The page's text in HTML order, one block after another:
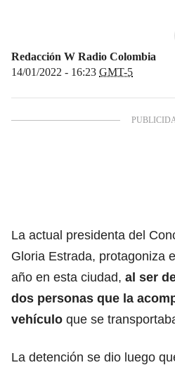
Redacción W Radio Colombia
14/01/2022 - 16:23 GMT-5
La actual presidenta del
Gloria Estrada, protagoniza
año en esta ciudad, al ser
dos personas que la
vehículo que se
La detención se dio luego